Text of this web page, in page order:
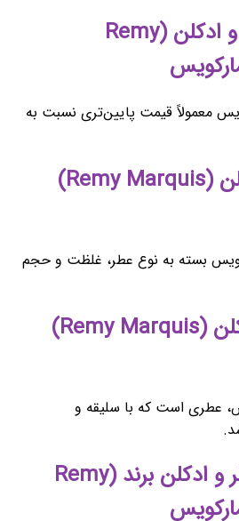
قیمت تستر عطر و ادکلن (Remy
معمولاً قیمت پایین‌تری نسبت به
قیمت عطر و ادکلن (Remy Marquis)
بسته به نوع عطر، غلظت و حجم
بهترین عطر و ادکلن (Remy Marquis)
عطری است که با سلیقه و
پرطرفدارترین عطر و ادکلن برند (Remy